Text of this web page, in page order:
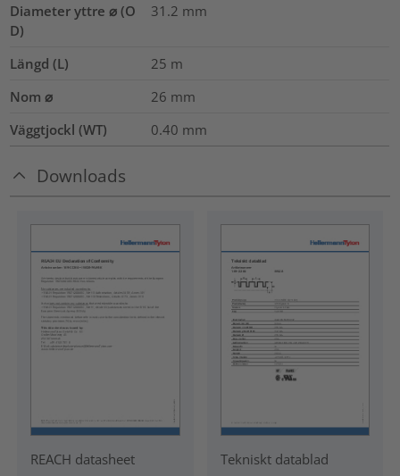
Diameter yttre ⌀ (O
D)
31.2 mm
Längd (L) 25 m
Nom ⌀
26 mm
Väggtjockl (WT)
0.40 mm
Downloads
REACH datasheet Tekniskt datablad